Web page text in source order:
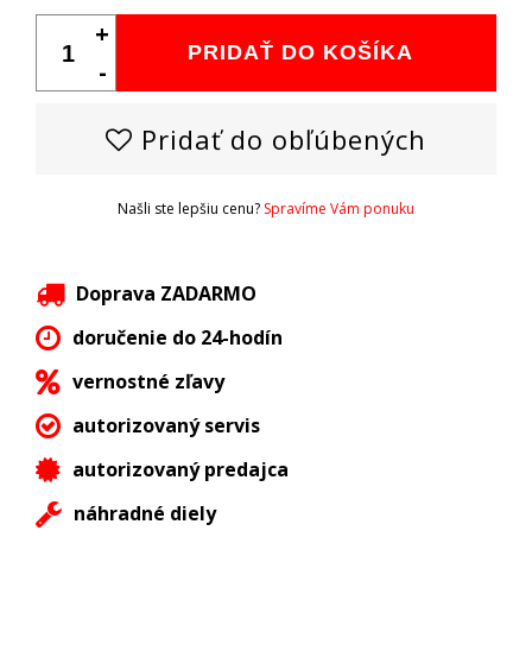
PRIDAŤ DO KOŠÍKA
+
-
Pridať do obľúbených
Našli ste lepšiu cenu? Spravíme Vám ponuku
Doprava ZADARMO
doručenie do 24-hodín
vernostné zľavy
autorizovaný servis
autorizovaný predajca
náhradné diely